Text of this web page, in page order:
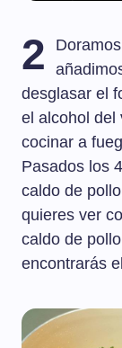
2
desglasar el
el alcohol del
cocinar a
Pasados los
caldo de
quieres ver
caldo de
encontrarás